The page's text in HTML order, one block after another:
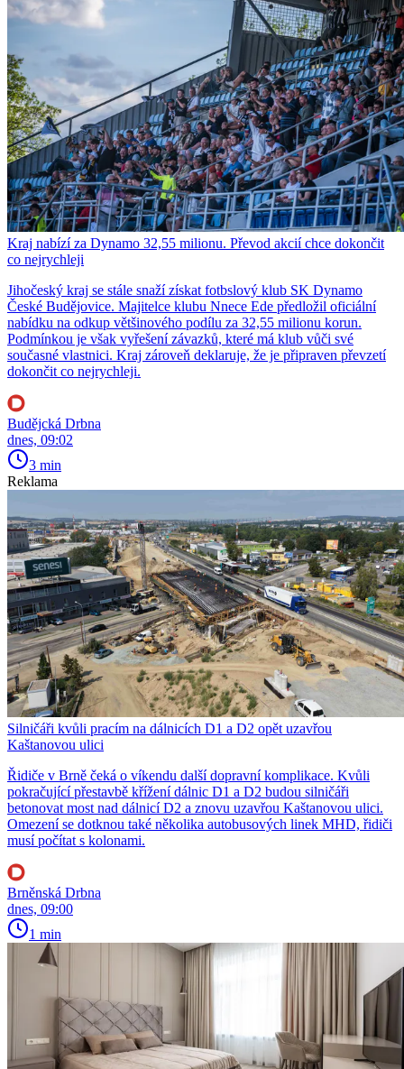
Kraj nabízí za Dynamo 32,55 milionu. Převod akcií chce dokončit
co nejrychleji
Jihočeský kraj se stále snaží získat fotbslový klub SK Dynamo
České Budějovice. Majitelce klubu Nnece Ede předložil oficiální
nabídku na odkup většinového podílu za 32,55 milionu korun.
Podmínkou je však vyřešení závazků, které má klub vůči své
současné vlastnici. Kraj zároveň deklaruje, že je připraven převzetí
dokončit co nejrychleji.
Budějcká Drbna
dnes, 09:02
3 min
Reklama
Silničáři kvůli pracím na dálnicích D1 a D2 opět uzavřou
Kaštanovou ulici
Řidiče v Brně čeká o víkendu další dopravní komplikace. Kvůli
pokračující přestavbě křížení dálnic D1 a D2 budou silničáři
betonovat most nad dálnicí D2 a znovu uzavřou Kaštanovou ulici.
Omezení se dotknou také několika autobusových linek MHD, řidiči
musí počítat s kolonami.
Brněnská Drbna
dnes, 09:00
1 min